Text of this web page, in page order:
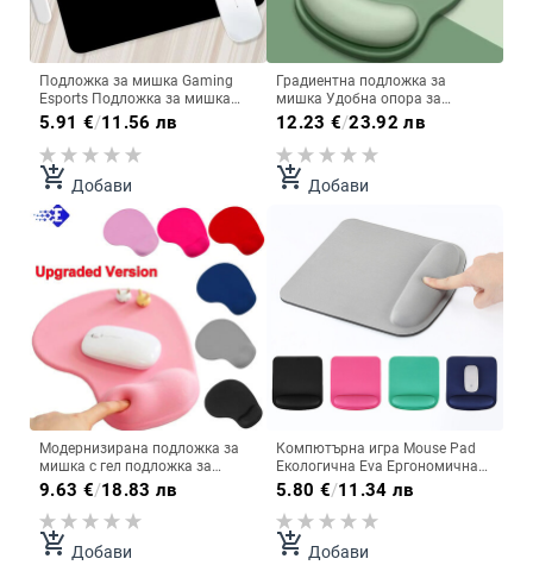
Подложка за мишка Gaming
Esports Подложка за мишка
Универсален настолен и
преносим компютър Проста и
чиста черна офис гумена
малка противоплъзгаща се
подложка
5.91 €/11.56 лв
add_shopping_cart Добави
Градиентна подложка за
мишка Удобна опора за
китката Неплъзгаща се
подложка за мишки Мека
подложка за мишка
Поддръжка за китката
Компютърна силиконова
12.23 €/23.92 лв
add_shopping_cart Добави
Модернизирана подложка за
мишка с гел подложка за
мишка с поставка за китката
Компютърни геймъри
Противоплъзгащи се гейминг
лаптопи Аксесоари за
клавиатура Drop Доставка
9.63 €/18.83 лв
add_shopping_cart Добави
Компютърна игра Mouse Pad
Екологична Eva Ергономична
подложка за мишка Wrist Pad
Плътен цвят Удобни подложки
за мишка за офис аксесоари
5.80 €/11.34 лв
add_shopping_cart Добави